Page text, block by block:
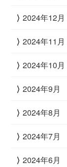
2024年12月
2024年11月
2024年10月
2024年9月
2024年8月
2024年7月
2024年6月